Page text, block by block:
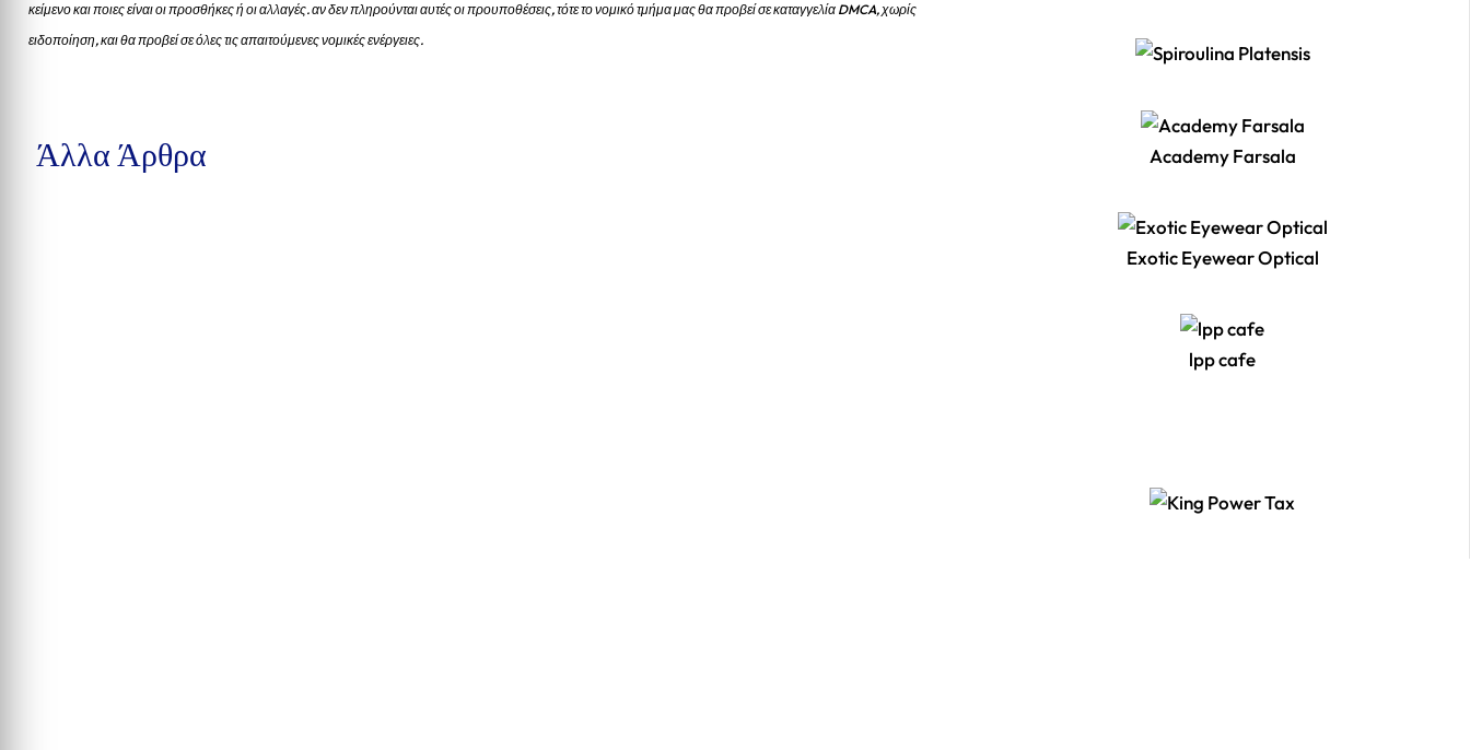
κείμενο και ποιες είναι οι προσθήκες ή οι αλλαγές. αν δεν πληρούνται αυτές οι προυποθέσεις, τότε το νομικό τμήμα μας θα προβεί σε καταγγελία DMCA, χωρίς
ειδοποίηση, και θα προβεί σε όλες τις απαιτούμενες νομικές ενέργειες.
Άλλα Άρθρα Academy Farsala
Exotic Eyewear Optical
lpp cafe